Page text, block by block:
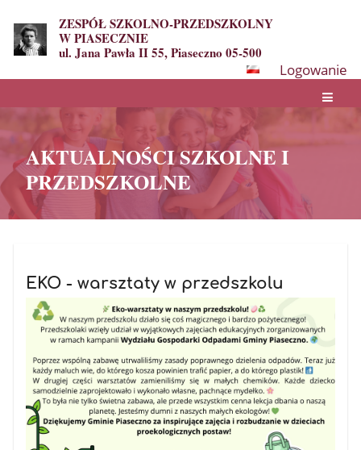
ZESPÓŁ SZKOLNO-PRZEDSZKOLNY
W PIASECZNIE
ul. Jana Pawła II 55, Piaseczno 05-500
Logowanie
AKTUALNOŚCI SZKOLNE I
PRZEDSZKOLNE
SZKOLNE
PRZEDSZKOLNE
EKO - warsztaty w przedszkolu